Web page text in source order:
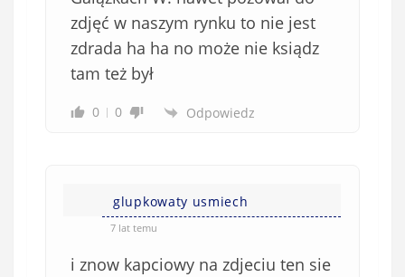
zdjęć w naszym rynku to nie jest
zdrada ha ha no może nie ksiądz
tam też był
0 0 Odpowiedz
glupkowaty usmiech
7 lat temu
i znow kapciowy na zdjeciu ten sie